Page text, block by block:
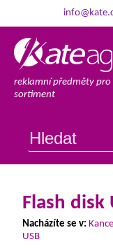
reklamní předměty
sortiment
Flash disk
Nacházíte se v:
USB